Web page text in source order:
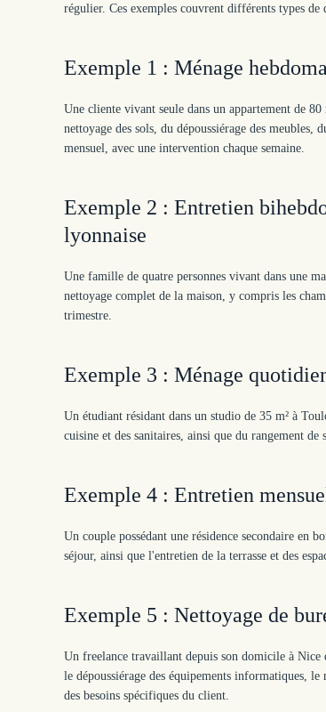
régulier. Ces exemples couvrent différents types
Exemple 1 : Ménage
Une cliente vivant seule dans un appartement de
nettoyage des sols, du dépoussiérage des
mensuel, avec une intervention chaque semaine.
Exemple 2 : Entretien
lyonnaise
Une famille de quatre personnes vivant dans une
nettoyage complet de la maison, y compris les
trimestre.
Exemple 3 : Ménage
Un étudiant résidant dans un studio de 35 m² à
cuisine et des sanitaires, ainsi que du rangement
Exemple 4 : Entretien
Un couple possédant une résidence secondaire en
séjour, ainsi que l'entretien de la terrasse et des
Exemple 5 : Nettoyage de
Un freelance travaillant depuis son domicile à Nice
le dépoussiérage des équipements informatiques,
des besoins spécifiques du client.